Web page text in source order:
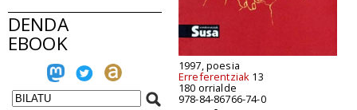
DENDA
EBOOK
1997, poesia
Erreferentziak 13
180 orrialde
978-84-86766-74-0